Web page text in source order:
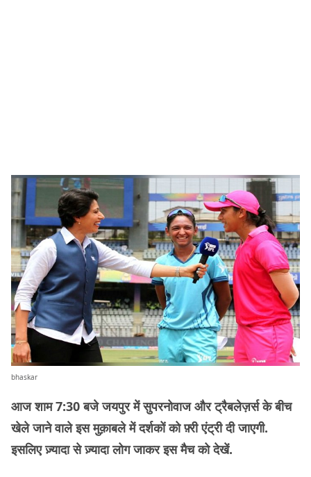
bhaskar
आज शाम 7:30 बजे जयपुर में सुपरनोवाज और ट्रैबलेज़र्स के बीच
खेले जाने वाले इस मुक़ाबले में दर्शकों को फ़्री एंट्री दी जाएगी.
इसलिए ज़्यादा से ज़्यादा लोग जाकर इस मैच को देखें.